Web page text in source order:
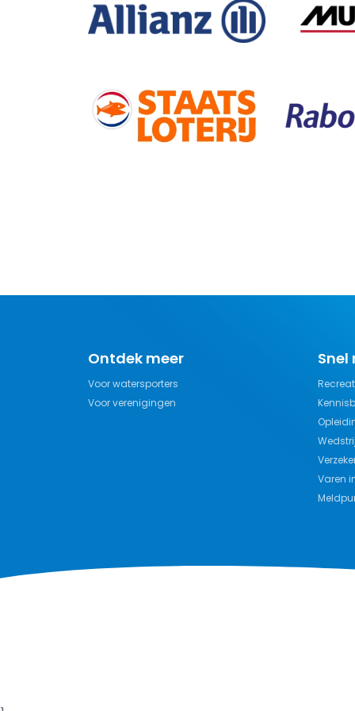
Ontdek meer
Voor watersporters
Voor verenigingen
Snel
Varen